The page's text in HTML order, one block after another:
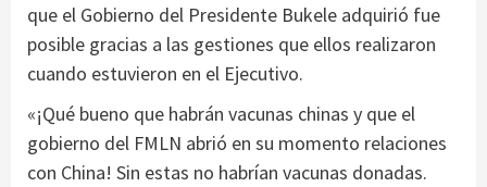
que el Gobierno del Presidente Bukele adquirió fue
posible gracias a las gestiones que ellos realizaron
cuando estuvieron en el Ejecutivo.
«¡Qué bueno que habrán vacunas chinas y que el
gobierno del FMLN abrió en su momento relaciones
con China! Sin estas no habrían vacunas donadas.